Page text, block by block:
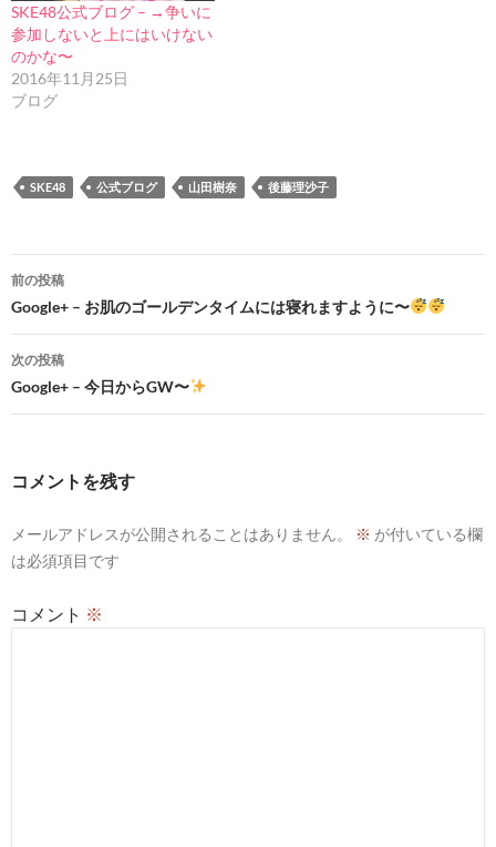
SKE48公式ブログ – →争いに
参加しないと上にはいけない
のかな〜
2016年11月25日
ブログ
SKE48 公式ブログ 山田樹奈 後藤理沙子
投
稿
ナ
ビ
ゲ
ョ
前の投稿
Google+ – お肌のゴールデンタイムには寝れますように〜
次の投稿
Google+ – 今日からGW〜
コメントを残す
メールアドレスが公開されることはありません。 ※ が付いている欄
は必須項目です
コメント ※